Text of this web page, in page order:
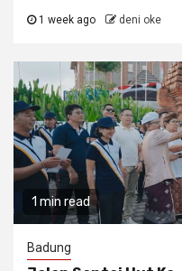
1 week ago deni oke
1 min read
Badung